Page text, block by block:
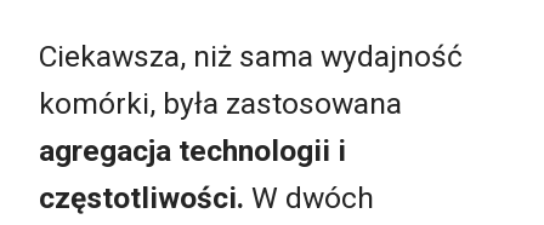
Ciekawsza, niż sama wydajność
komórki, była zastosowana
agregacja technologii i
częstotliwości. W dwóch